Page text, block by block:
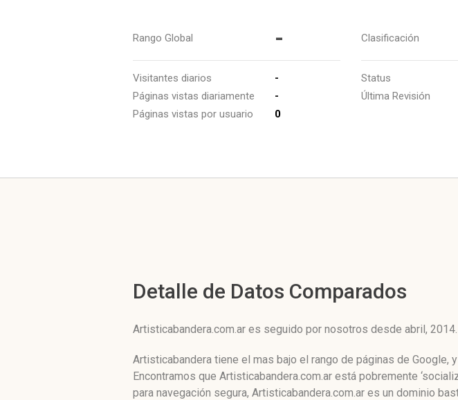
Rango Global -
Visitantes diarios
-
Páginas vistas diariamente
-
Páginas vistas por usuario
0
Clasificación
Status
Última Revisión
Detalle de Datos Comparados
Artisticabandera.com.ar es seguido por nosotros desde abril,
Artisticabandera tiene el mas bajo el rango de páginas de
Encontramos que Artisticabandera.com.ar está pobremente
para navegación segura, Artisticabandera.com.ar es un dominio